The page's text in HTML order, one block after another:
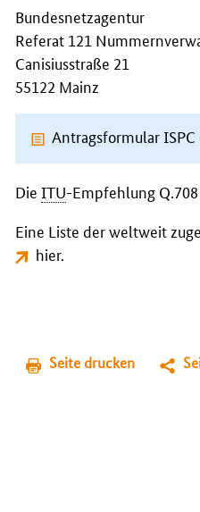
Bundesnetzagentur
Referat 121
Canisiusstraße 21
55122 Mainz
Antragsformular ISPC
Die ITU-Empfehlung
Eine Liste der weltweit
hier.
Seite drucken